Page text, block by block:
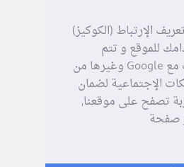
الإرتباط (الكوكيز)
للموقع و تتم
مشاركة بعض المعلومات مع Google وغيرها من
الإجتماعية لضمان
تصفح على موقعنا,
صفحة